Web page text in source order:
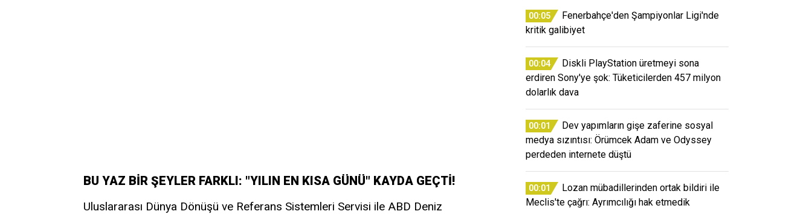
BU YAZ BİR ŞEYLER FARKLI: "YILIN EN KISA GÜNÜ" KAYDA GEÇTİ!
Uluslararası Dünya Dönüşü ve Referans Sistemleri Servisi ile ABD Deniz
00:05
Fenerbahçe'den Şampiyonlar Ligi'nde
kritik galibiyet
00:04
Diskli PlayStation üretmeyi sona
erdiren Sony'ye şok: Tüketicilerden 457 milyon
dolarlık dava
00:01
Dev yapımların gişe zaferine sosyal
medya sızıntısı: Örümcek Adam ve Odyssey
perdeden internete düştü
00:01
Lozan mübadillerinden ortak bildiri ile
Meclis'te çağrı: Ayrımcılığı hak etmedik